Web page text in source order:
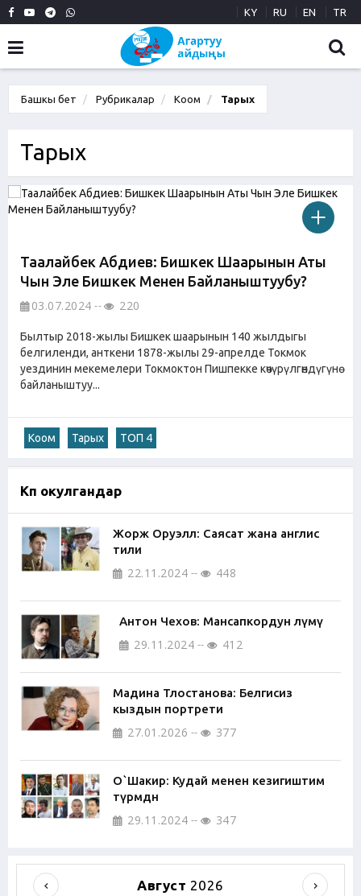
KY RU EN TR
Башкы бет Рубрикалар Коом Тарых
Тарых
Таалайбек Абдиев: Бишкек Шаарынын Аты
Чын Эле Бишкек Менен Байланыштуубу?
03.07.2024 220
Былтыр 2018-жылы Бишкек шаарынын 140 жылдыгы
белгиленди, анткени 1878-жылы 29-апрелде Токмок
уездинин мекемелери Токмоктон Пишпекке көчүрүлгөндүгүнө
байланыштуу...
Коом Тарых ТОП 4
Көп окулгандар
Жорж Оруэлл: Саясат жана англис
тили
22.11.2024 448
Антон Чехов: Мансапкордун өлүмү
29.11.2024 412
Мадина Тлостанова: Белгисиз
кыздын портрети
27.01.2026 377
О`Шакир: Кудай менен кезигиштим
түрмөдөн
29.11.2024 347
Август 2026